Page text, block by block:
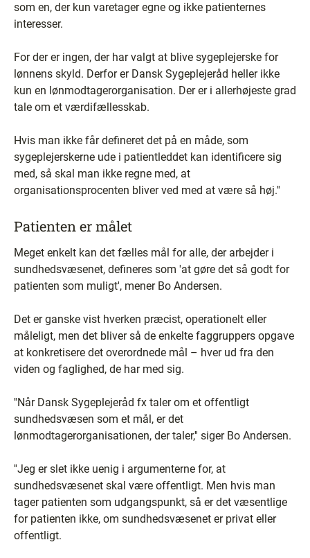
som en, der kun varetager egne og ikke patienternes
interesser.
For der er ingen, der har valgt at blive sygeplejerske for
lønnens skyld. Derfor er Dansk Sygeplejeråd heller ikke
kun en lønmodtagerorganisation. Der er i allerhøjeste grad
tale om et værdifællesskab.
Hvis man ikke får defineret det på en måde, som
sygeplejerskerne ude i patientleddet kan identificere sig
med, så skal man ikke regne med, at
organisationsprocenten bliver ved med at være så høj.''
Patienten er målet
Meget enkelt kan det fælles mål for alle, der arbejder i
sundhedsvæsenet, defineres som 'at gøre det så godt for
patienten som muligt', mener Bo Andersen.
Det er ganske vist hverken præcist, operationelt eller
måleligt, men det bliver så de enkelte faggruppers opgave
at konkretisere det overordnede mål – hver ud fra den
viden og faglighed, de har med sig.
''Når Dansk Sygeplejeråd fx taler om et offentligt
sundhedsvæsen som et mål, er det
lønmodtagerorganisationen, der taler,'' siger Bo Andersen.
''Jeg er slet ikke uenig i argumenterne for, at
sundhedsvæsenet skal være offentligt. Men hvis man
tager patienten som udgangspunkt, så er det væsentlige
for patienten ikke, om sundhedsvæsenet er privat eller
offentligt.